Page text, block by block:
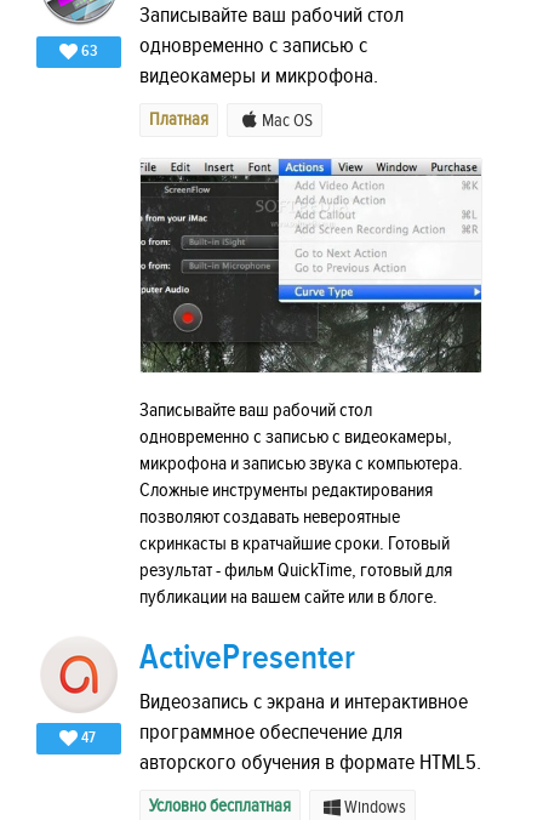
63
Записывайте ваш рабочий стол
одновременно с записью с
видеокамеры и микрофона.
Платная Mac OS
Записывайте ваш рабочий стол
одновременно с записью с видеокамеры,
микрофона и записью звука с компьютера.
Сложные инструменты редактирования
позволяют создавать невероятные
скринкасты в кратчайшие сроки. Готовый
результат - фильм QuickTime, готовый для
публикации на вашем сайте или в блоге.
47
ActivePresenter
Видеозапись с экрана и интерактивное
программное обеспечение для
авторского обучения в формате HTML5.
Условно бесплатная Windows